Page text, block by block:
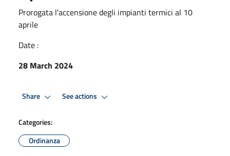
Prorogata l'accensione degli impianti termici al 10
aprile
Date :
28 March 2024
Share See actions
Categories:
Ordinanza